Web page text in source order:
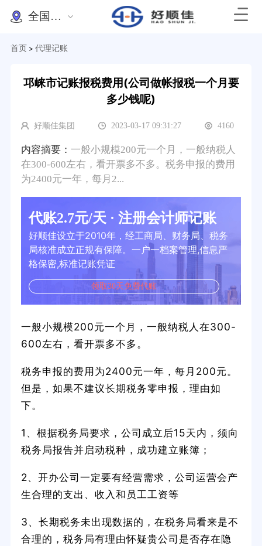
全国办理
首页 > 代理记账
邛崃市记账报税费用(公司做帐报税一个月要
多少钱呢)
好顺佳集团 2023-03-17 09:31:27 4160
内容摘要： 一般小规模200元一个月，一般纳税人
在300-600左右，看开票多不多。税务申报的费用
为2400元一年，每月2...
代账2.7元/天 · 注册会计师记账
好顺佳设立于2010年，经工商局、财务局、税务
局核准成立正规有保障。一户一档案管理,信息严
格保密,标准记账凭证
领取30天免费代账
一般小规模200元一个月，一般纳税人在300-
600左右，看开票多不多。
税务申报的费用为2400元一年，每月200元。
但是，如果不建议长期税务零申报，理由如
下。
1、根据税务局要求，公司成立后15天内，须向
税务局报告并启动税种，成功建立账簿；
2、开办公司一定要有经营需求，公司运营会产
生合理的支出、收入和员工工资等
3、长期税务未出现数据的，在税务局看来是不
合理的，税务局有理由怀疑贵公司是否存在隐